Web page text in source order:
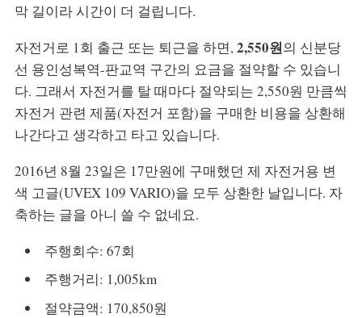
막 길이라 시간이 더 걸립니다.
자전거로 1회 출근 또는 퇴근을 하면,2,550원의 신분당
선 용인성복역-판교역 구간의 요금을 절약할 수 있습니
다. 그래서 자전거를 탈 때마다 절약되는 2,550원 만큼씩
자전거 관련 제품(자전거 포함)을 구매한 비용을 상환해
나간다고 생각하고 타고 있습니다.
2016년 8월 23일은 17만원에 구매했던 제 자전거용 변
색 고글(UVEX 109 VARIO)을 모두 상환한 날입니다. 자
축하는 글을 아니 쓸 수 없네요.
주행회수: 67회
주행거리: 1,005km
절약금액: 170,850원